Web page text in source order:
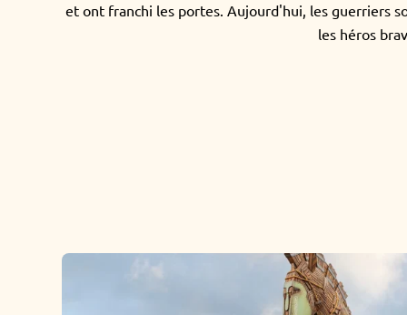
et ont franchi les portes. Aujourd'hui, les guerriers
les héros